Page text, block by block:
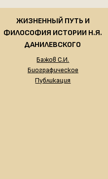
ЖИЗНЕННЫЙ ПУТЬ И
ФИЛОСОФИЯ ИСТОРИИ Н.Я.
ДАНИЛЕВСКОГО
Бажов С.И.
Биографическое
Публикация